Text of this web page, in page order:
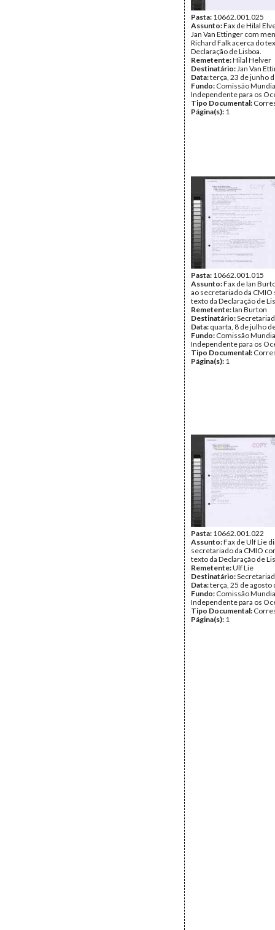
Pasta: 10662.001.025
Assunto:Fax de Hilal
Jan Van Ettinger com
Richard Falk acerca do
Declaração de Lisboa.
Remetente:Hilal Helver
Destinatário:Jan Van
Data:terça, 23 de junho
Fundo: Comissão
Independente para os
Tipo Documental:
Página(s): 1
Pasta: 10662.001.015
Assunto:Fax de Ian
ao secretariado da CMIO
texto da Declaração de
Remetente:Ian Burton
Destinatário:
Data: quarta, 8 de julho
Fundo: Comissão
Independente para os
Tipo Documental:
Página(s): 1
Pasta: 10662.001.022
Assunto:Fax de Ulf Lie
secretariado da CMIO
texto da Declaração de
Remetente:Ulf Lie
Destinatário:
Data:terça, 25 de agosto
Fundo: Comissão
Independente para os
Tipo Documental:
Página(s): 1